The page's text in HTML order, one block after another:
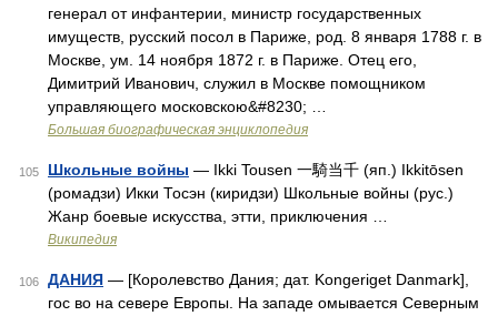
генерал от инфантерии, министр государственных
имуществ, русский посол в Париже, род. 8 января 1788 г. в
Москве, ум. 14 ноября 1872 г. в Париже. Отец его,
Димитрий Иванович, служил в Москве помощником
управляющего московскою&#8230; …
Большая биографическая энциклопедия
105 Школьные войны — Ikki Tousen 一騎当千 (яп.) Ikkitōsen
(ромадзи) Икки Тосэн (киридзи) Школьные войны (рус.)
Жанр боевые искусства, этти, приключения …
Википедия
106 ДАНИЯ — [Королевство Дания; дат. Kongeriget Danmark],
гос во на севере Европы. На западе омывается Северным